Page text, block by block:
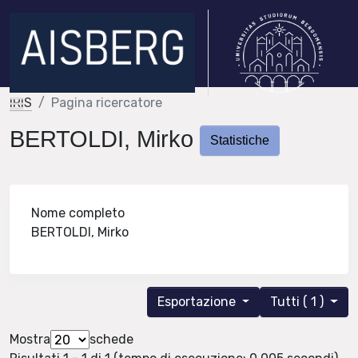
IRIS Pagina ricercatore
BERTOLDI, Mirko Statistiche
Nome completo
BERTOLDI, Mirko
Tutti ( 1 )
Esportazione
Mostra
schede